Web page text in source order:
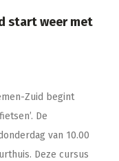
start weer met
Zuid begint
De
van 10.00
Deze cursus